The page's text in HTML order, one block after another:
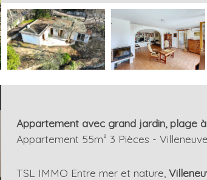
Appartement avec grand jardin, plage
Appartement 55m² 3 Pièces -
TSL IMMO Entre mer et nature,